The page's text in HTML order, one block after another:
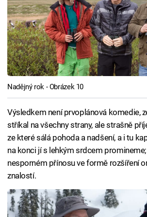
Nadějný rok - Obrázek 10
Výsledkem není prvoplánová komedie,
stříkal na všechny strany, ale strašně
ze které sálá pohoda a nadšení, a i tu
na konci jí s lehkým srdcem
nesporném přínosu ve formě rozšíření
znalostí.